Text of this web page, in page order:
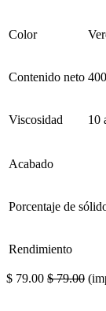
Color
Contenido neto
Viscosidad 10
Acabado
Porcentaje de
Rendimiento
$ 79.00 $79.00